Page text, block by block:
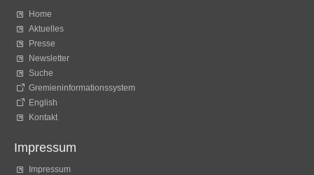
Home
Aktuelles
Presse
Newsletter
Suche
Gremieninformationssystem
English
Kontakt
Impressum
Impressum